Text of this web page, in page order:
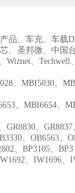
品、车充、车载
、圣邦微、中国
、Techwell
、MBI5030、
、MBI6654、
、GR8837
、OB6563、
、BP3105、
、IW1696、